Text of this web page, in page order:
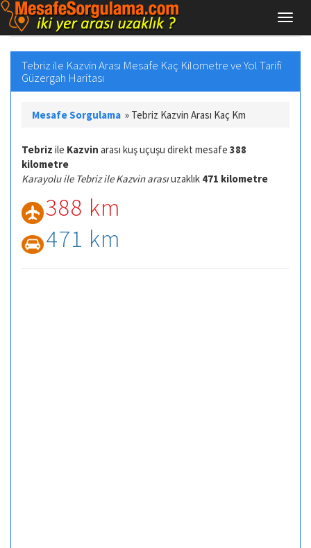
Tebriz ile Kazvin Arası Mesafe Kaç Kilometre ve Yol Tarifi
Güzergah Haritası
Mesafe Sorgulama » Tebriz Kazvin Arası Kaç Km
Tebriz ile Kazvin arası kuş uçuşu direkt mesafe 388
kilometre
Karayolu ile Tebriz ile Kazvin arasıuzaklık 471 kilometre
388 km
471 km